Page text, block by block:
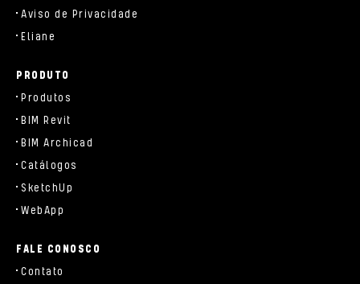
Aviso de Privacidade
Eliane
PRODUTO
Produtos
BIM Revit
BIM Archicad
Catálogos
SketchUp
WebApp
FALE CONOSCO
Contato